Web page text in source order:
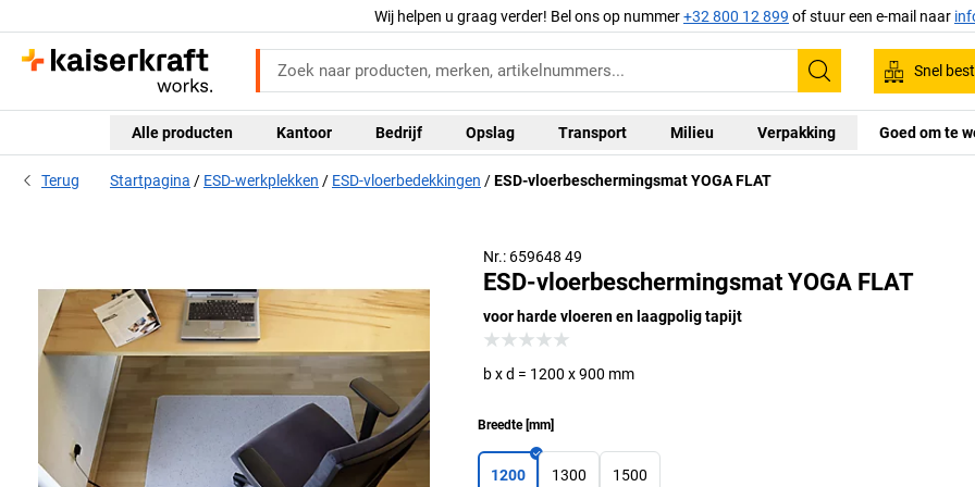
Wij helpen u graag verder! Bel ons op nummer+32 800 12 899 of stuur een e-mail naar
Zoeken
Snel
Alle producten Kantoor Bedrijf Opslag Transport Milieu Verpakking Goed om te
Terug Startpagina ESD-werkplekken ESD-vloerbedekkingen ESD-vloerbeschermingsmat YOGA FLAT
Nr.: 659648 49
ESD-vloerbeschermingsmat YOGA FLAT
voor harde vloeren en laagpolig tapijt
b x d = 1200 x 900 mm
Breedte[mm]
1200 1300 1500